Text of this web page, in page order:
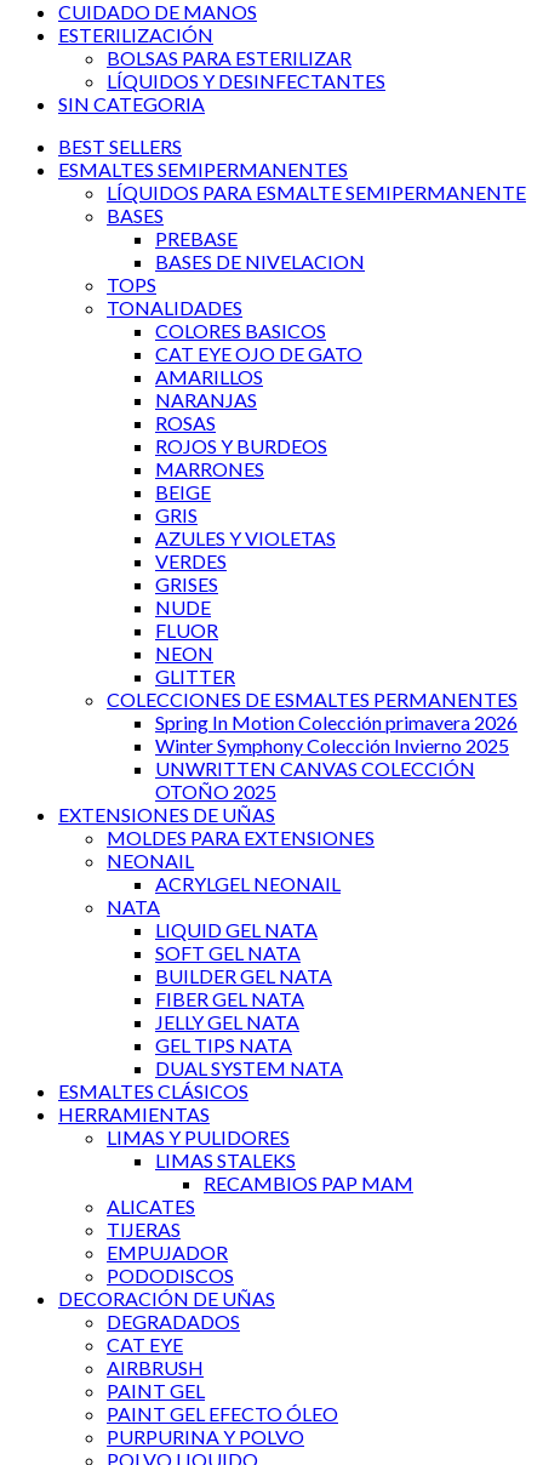
CUIDADO DE MANOS
ESTERILIZACIÓN
BOLSAS PARA ESTERILIZAR
LÍQUIDOS Y DESINFECTANTES
SIN CATEGORIA
BEST SELLERS
ESMALTES SEMIPERMANENTES
LÍQUIDOS PARA ESMALTE SEMIPERMANENTE
BASES
PREBASE
BASES DE NIVELACION
TOPS
TONALIDADES
COLORES BASICOS
CAT EYE OJO DE GATO
AMARILLOS
NARANJAS
ROSAS
ROJOS Y BURDEOS
MARRONES
BEIGE
GRIS
AZULES Y VIOLETAS
VERDES
GRISES
NUDE
FLUOR
NEON
GLITTER
COLECCIONES DE ESMALTES PERMANENTES
Spring In Motion Colección primavera 2026
Winter Symphony Colección Invierno 2025
UNWRITTEN CANVAS COLECCIÓN
OTOÑO 2025
EXTENSIONES DE UÑAS
MOLDES PARA EXTENSIONES
NEONAIL
ACRYLGEL NEONAIL
NATA
LIQUID GEL NATA
SOFT GEL NATA
BUILDER GEL NATA
FIBER GEL NATA
JELLY GEL NATA
GEL TIPS NATA
DUAL SYSTEM NATA
ESMALTES CLÁSICOS
HERRAMIENTAS
LIMAS Y PULIDORES
LIMAS STALEKS
RECAMBIOS PAP MAM
ALICATES
TIJERAS
EMPUJADOR
PODODISCOS
DECORACIÓN DE UÑAS
DEGRADADOS
CAT EYE
AIRBRUSH
PAINT GEL
PAINT GEL EFECTO ÓLEO
PURPURINA Y POLVO
POLVO LIQUIDO